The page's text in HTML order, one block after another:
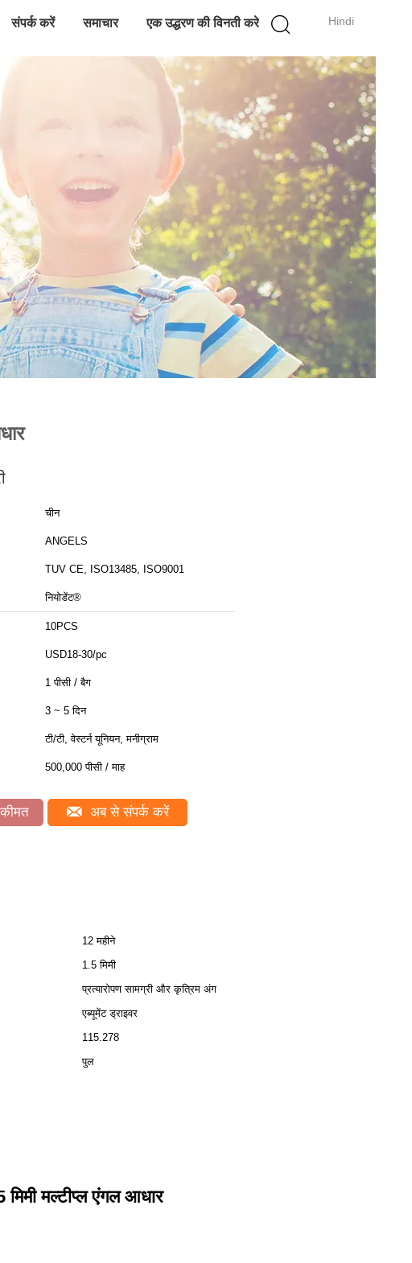
Hindi
संपर्क करें समाचार एक उद्धरण की विनती करे
चीन
ANGELS
TUV CE, ISO13485, ISO9001
नियोडेंट®
10PCS
USD18-30/pc
1 पीसी / बैग
3 ~ 5 दिन
टी/टी, वेस्टर्न यूनियन, मनीग्राम
500,000 पीसी / माह
अब से संपर्क करें
12 महीने
1.5 मिमी
प्रत्यारोपण सामग्री और कृत्रिम अंग
एब्यूमेंट ड्राइवर
115.278
पुल
मल्टीप्ल एंगल आधार